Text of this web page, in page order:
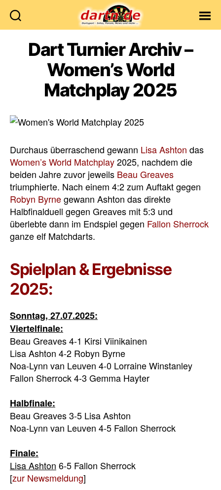
Dart Turnier Archiv –
Women’s World
Matchplay 2025
Durchaus überraschend gewann Lisa Ashton das
Women’s World Matchplay2025, nachdem die
beiden Jahre zuvor jeweils Beau Greaves
triumphierte. Nach einem 4:2 zum Auftakt gegen
Robyn Byrnegewann Ashton das direkte
Halbfinalduell gegen Greaves mit 5:3 und
überlebte dann im Endspiel gegen Fallon Sherrock
ganze elf Matchdarts.
Spielplan & Ergebnisse
2025:
Sonntag, 27.07.2025:
Viertelfinale:
Beau Greaves 4-1 Kirsi Viinikainen
Lisa Ashton 4-2 Robyn Byrne
Noa-Lynn van Leuven 4-0 Lorraine Winstanley
Fallon Sherrock 4-3 Gemma Hayter
Halbfinale:
Beau Greaves 3-5 Lisa Ashton
Noa-Lynn van Leuven 4-5 Fallon Sherrock
Finale:
Lisa Ashton 6-5 Fallon Sherrock
[zur Newsmeldung]